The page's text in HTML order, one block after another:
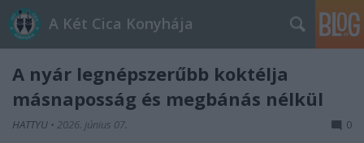
A Két Cica Konyhája
A nyár legnépszerűbb koktélja
másnaposság és megbánás nélkül
HATTYU • 2026. június 07. 0